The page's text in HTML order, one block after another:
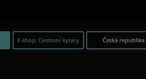
E-shop: Cestovní kytary Česká republika